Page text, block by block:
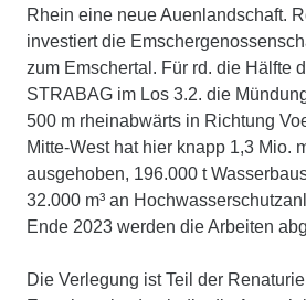
Rhein eine neue Auenlandschaft.
investiert die
zum Emschertal. Für rd. die Hälfte
STRABAG im Los 3.2. die
500 m rheinabwärts in Richtung
Mitte-West hat hier knapp 1,3 Mio.
ausgehoben, 196.000 t
32.000 m³ an
Ende 2023 werden die Arbeiten
Die Verlegung ist Teil der